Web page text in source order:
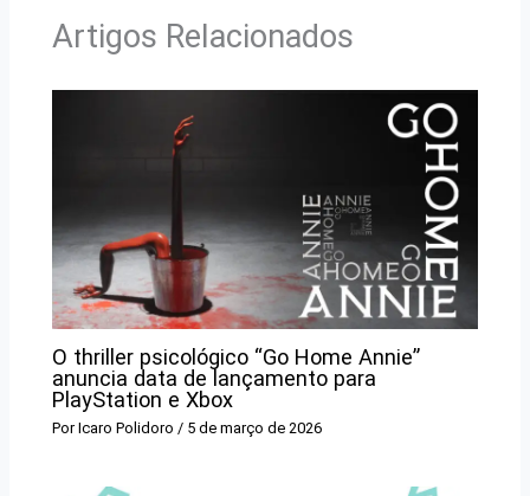
Artigos Relacionados
O thriller psicológico “Go Home Annie”
anuncia data de lançamento para
PlayStation e Xbox
PorIcaro Polidoro/ 5 de março de 2026